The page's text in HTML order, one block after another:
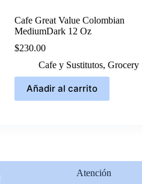
Cafe Great Value Colombian
MediumDark 12 Oz
$230.00
Cafe y Sustitutos, Grocery
Añadir al carrito
Atención